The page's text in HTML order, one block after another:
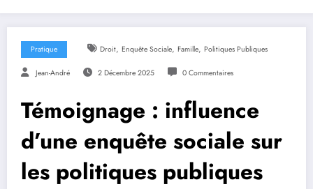
Pratique Droit, Enquête Sociale, Famille, Politiques Publiques
Jean-André 2 Décembre 2025 0 Commentaires
Témoignage : influence
d’une enquête sociale sur
les politiques publiques